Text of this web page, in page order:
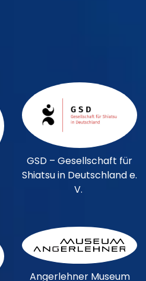
GSD – Gesellschaft für
Shiatsu in Deutschland e.
V.
Angerlehner Museum